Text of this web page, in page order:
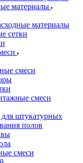
материалы
материалы
сетки
смеси
смеси
штукатурных
полов
смеси